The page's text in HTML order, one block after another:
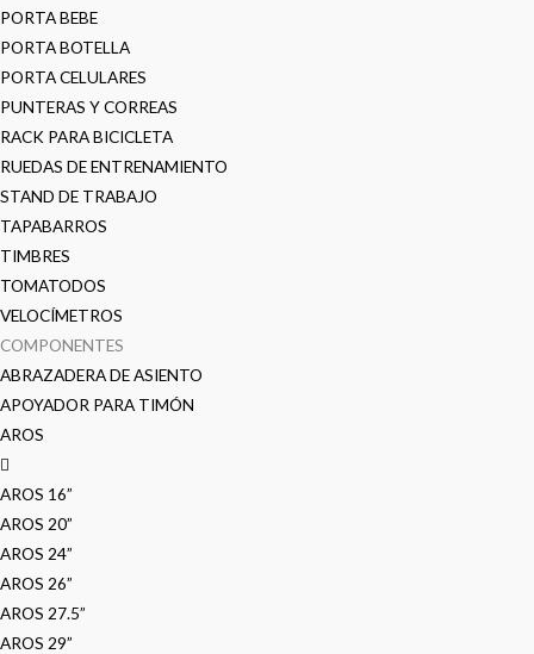
PORTA BEBE
PORTA BOTELLA
PORTA CELULARES
PUNTERAS Y CORREAS
RACK PARA BICICLETA
RUEDAS DE ENTRENAMIENTO
STAND DE TRABAJO
TAPABARROS
TIMBRES
TOMATODOS
VELOCÍMETROS
COMPONENTES
ABRAZADERA DE ASIENTO
APOYADOR PARA TIMÓN
AROS
AROS 16”
AROS 20”
AROS 24”
AROS 26”
AROS 27.5”
AROS 29”